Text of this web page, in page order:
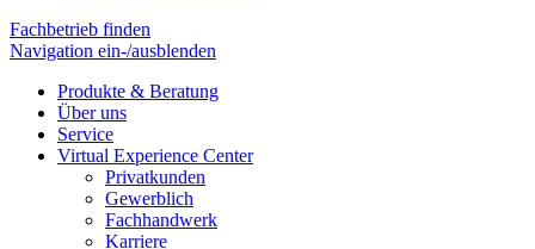
Fachbetrieb finden
Navigation ein-/ausblenden
Produkte & Beratung
Über uns
Service
Virtual Experience Center
Privatkunden
Gewerblich
Fachhandwerk
Karriere